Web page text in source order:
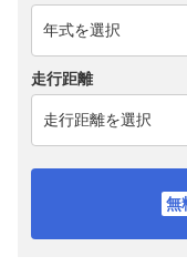
走行距離